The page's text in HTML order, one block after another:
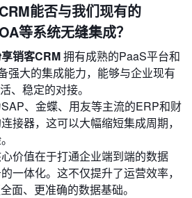
能否与我们现有的
等系统无缝集成？
销客CRM拥有成熟的PaaS平台和
强大的集成能力，能够与企业现有
、稳定的对接。
、金蝶、用友等主流的ERP和财
接器，这可以大幅缩短集成周期，
价值在于打通企业端到端的数据
一体化。这不仅提升了运营效率，
面、更准确的数据基础。